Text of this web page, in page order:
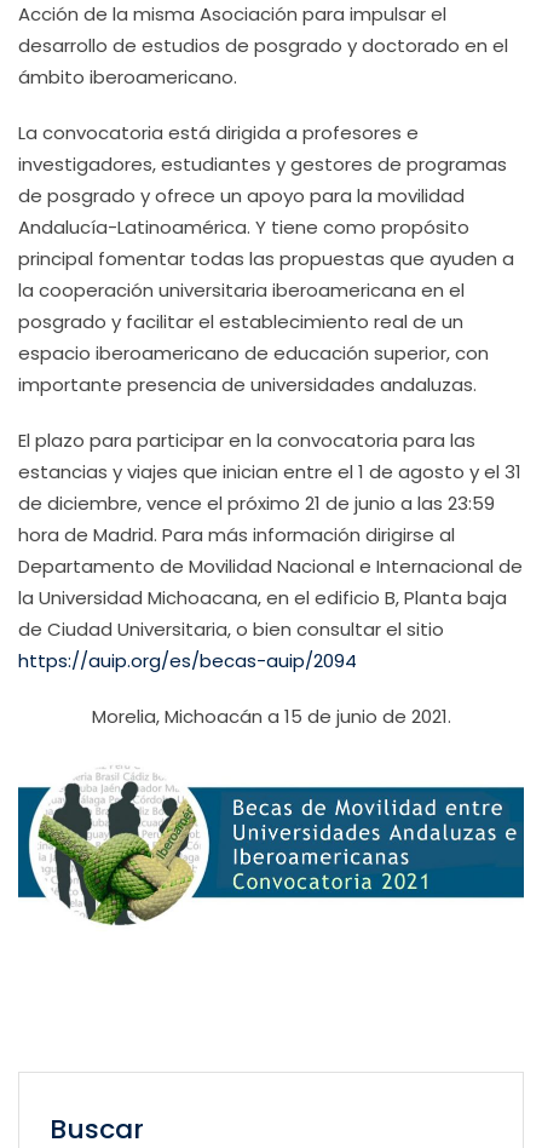
Acción de la misma Asociación para impulsar el
desarrollo de estudios de posgrado y doctorado en el
ámbito iberoamericano.
La convocatoria está dirigida a profesores e
investigadores, estudiantes y gestores de programas
de posgrado y ofrece un apoyo para la movilidad
Andalucía-Latinoamérica. Y tiene como propósito
principal fomentar todas las propuestas que ayuden a
la cooperación universitaria iberoamericana en el
posgrado y facilitar el establecimiento real de un
espacio iberoamericano de educación superior, con
importante presencia de universidades andaluzas.
El plazo para participar en la convocatoria para las
estancias y viajes que inician entre el 1 de agosto y el 31
de diciembre, vence el próximo 21 de junio a las 23:59
hora de Madrid. Para más información dirigirse al
Departamento de Movilidad Nacional e Internacional de
la Universidad Michoacana, en el edificio B, Planta baja
de Ciudad Universitaria, o bien consultar el sitio
https://auip.org/es/becas-auip/2094
Morelia, Michoacán a 15 de junio de 2021.
Buscar